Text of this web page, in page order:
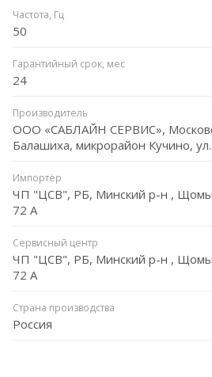
Частота, Гц
50
Гарантийный срок, мес
24
Производитель
ООО «САБЛАЙН СЕРВИС»,
Балашиха, микрорайон Кучино,
Импортёр
ЧП "ЦСВ", РБ, Минский р-н ,
72 А
Сервисный центр
ЧП "ЦСВ", РБ, Минский р-н ,
72 А
Страна производства
Россия